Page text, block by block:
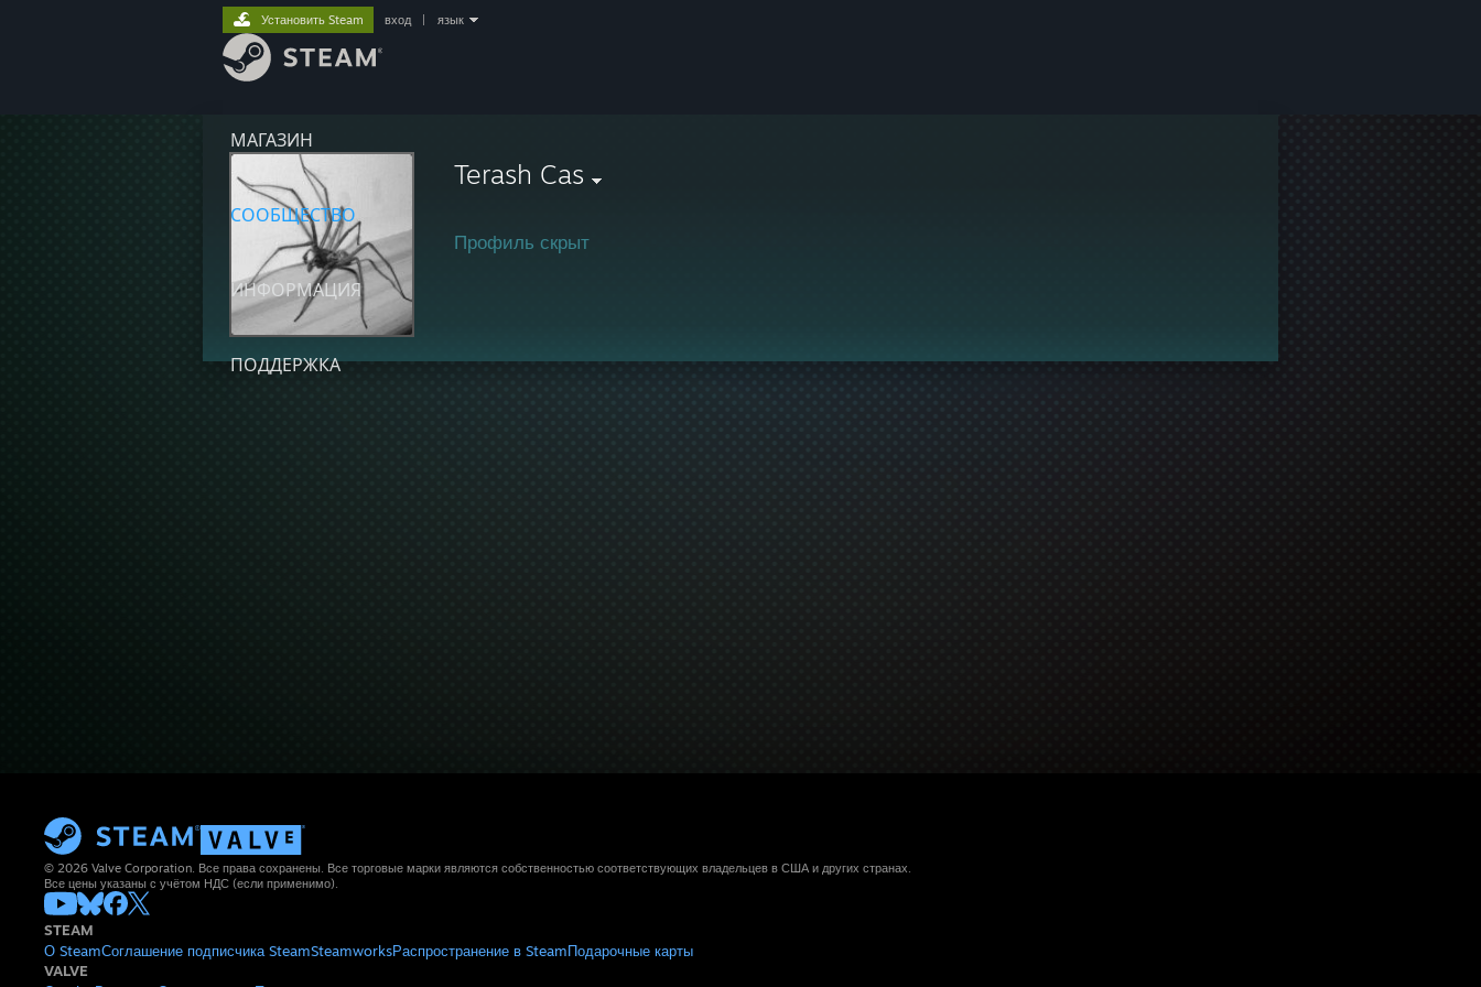
МАГАЗИН
СООБЩЕСТВО
ИНФОРМАЦИЯ
ПОДДЕРЖКА
Установить Steam вход язык
Terash Cas
Профиль скрыт
© 2026 Valve Corporation. Все права сохранены. Все торговые марки являются собственностью соответствующих владельцев в США и других странах.
Все цены указаны с учётом НДС (если применимо).
STEAM
О SteamСоглашение подписчика SteamSteamworksРаспространение в SteamПодарочные карты
VALVE